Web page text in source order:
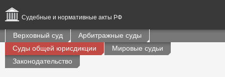
Судебные и нормативные акты РФ
Верховный суд
Арбитражные суды
Суды общей юрисдикции
Мировые судьи
Законодательство